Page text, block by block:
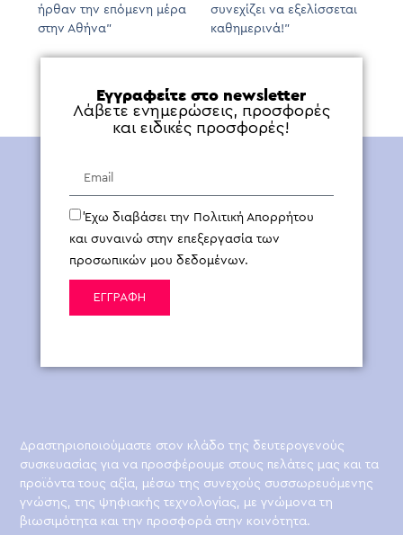
ήρθαν την επόμενη μέρα
στην Αθήνα”
συνεχίζει να εξελίσσεται
καθημερινά!”
Εγγραφείτε στο newsletter
Λάβετε ενημερώσεις, προσφορές
και ειδικές προσφορές!
Έχω διαβάσει την Πολιτική Απορρήτου
και συναινώ στην επεξεργασία των
προσωπικών μου δεδομένων.
ΕΓΓΡΑΦΗ
Δραστηριοποιούμαστε στον κλάδο της δευτερογενούς
συσκευασίας για να προσφέρουμε στους πελάτες μας και τα
προϊόντα τους αξία, μέσω της συνεχούς συσσωρευόμενης
γνώσης, της ψηφιακής τεχνολογίας, με γνώμονα τη
βιωσιμότητα και την προσφορά στην κοινότητα.